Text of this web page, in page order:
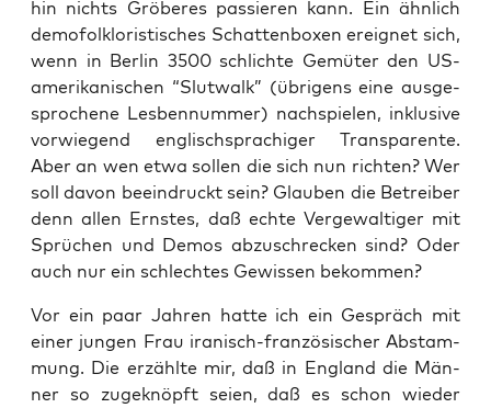
hin nichts Grö­be­res pas­sie­ren kann. Ein ähn­lich
demo­folk­lo­ris­ti­sches Schat­ten­bo­xen ereig­net sich,
wenn in Ber­lin 3500 schlich­te Gemü­ter den US-
ame­ri­ka­ni­schen “Slut­walk” (übri­gens eine aus­ge­
spro­che­ne Les­ben­num­mer) nach­spie­len, inklu­si­ve
vor­wie­gend eng­lisch­spra­chi­ger Trans­pa­ren­te.
Aber an wen etwa sol­len die sich nun rich­ten? Wer
soll davon beein­druckt sein? Glau­ben die Betrei­ber
denn allen Erns­tes, daß ech­te Ver­ge­wal­ti­ger mit
Sprü­chen und Demos abzu­schre­cken sind? Oder
auch nur ein schlech­tes Gewis­sen bekommen?
Vor ein paar Jah­ren hat­te ich ein Gespräch mit
einer jun­gen Frau ira­nisch-fran­zö­si­scher Abstam­
mung. Die erzähl­te mir, daß in Eng­land die Män­
ner so zuge­knöpft sei­en, daß es schon wie­der